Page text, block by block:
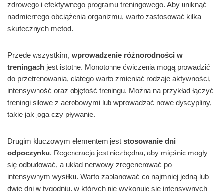
zdrowego i efektywnego programu treningowego. Aby uniknąć
nadmiernego obciążenia organizmu, warto zastosować kilka
skutecznych metod.
Przede wszystkim, wprowadzenie różnorodności w
treningach jest istotne. Monotonne ćwiczenia mogą prowadzić
do przetrenowania, dlatego warto zmieniać rodzaje aktywności,
intensywność oraz objętość treningu. Można na przykład łączyć
treningi siłowe z aerobowymi lub wprowadzać nowe dyscypliny,
takie jak joga czy pływanie.
Drugim kluczowym elementem jest stosowanie dni
odpoczynku. Regeneracja jest niezbędna, aby mięśnie mogły
się odbudować, a układ nerwowy zregenerować po
intensywnym wysiłku. Warto zaplanować co najmniej jedną lub
dwie dni w tygodniu, w których nie wykonuje się intensywnych